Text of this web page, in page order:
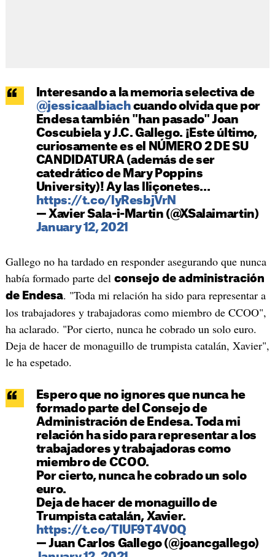
Interesando a la memoria selectiva de
@jessicaalbiach cuando olvida que por
Endesa también "han pasado" Joan
Coscubiela y J.C. Gallego. ¡Este último,
curiosamente es el NÚMERO 2 DE SU
CANDIDATURA (además de ser
catedrático de Mary Poppins
University)! Ay las lliçonetes...
https://t.co/lyResbjVrN
— Xavier Sala-i-Martin (@XSalaimartin)
January 12, 2021
Gallego no ha tardado en responder asegurando que nunca
había formado parte del consejo de administración
de Endesa. "Toda mi relación ha sido para representar a
los trabajadores y trabajadoras como miembro de CCOO",
ha aclarado. "Por cierto, nunca he cobrado un solo euro.
Deja de hacer de monaguillo de trumpista catalán, Xavier",
le ha espetado.
Espero que no ignores que nunca he
formado parte del Consejo de
Administración de Endesa. Toda mi
relación ha sido para representar a los
trabajadores y trabajadoras como
miembro de CCOO.
Por cierto, nunca he cobrado un solo
euro.
Deja de hacer de monaguillo de
Trumpista catalán, Xavier.
https://t.co/TlUF9T4V0Q
— Juan Carlos Gallego (@joancgallego)